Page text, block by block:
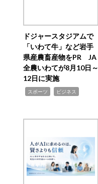
ドジャースタジアムで
「いわて牛」など岩手
県産農畜産物をPR JA
全農いわてが8月10日～
12日に実施
スポーツ ビジネス